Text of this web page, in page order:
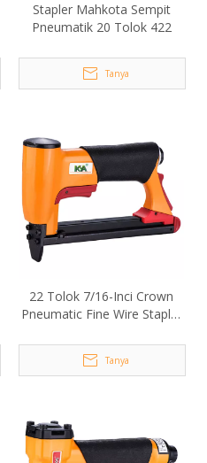
Stapler Mahkota Sempit
Pneumatik 20 Tolok 422
Tanya
22 Tolok 7/16-Inci Crown
Pneumatic Fine Wire Stapler
Tanya